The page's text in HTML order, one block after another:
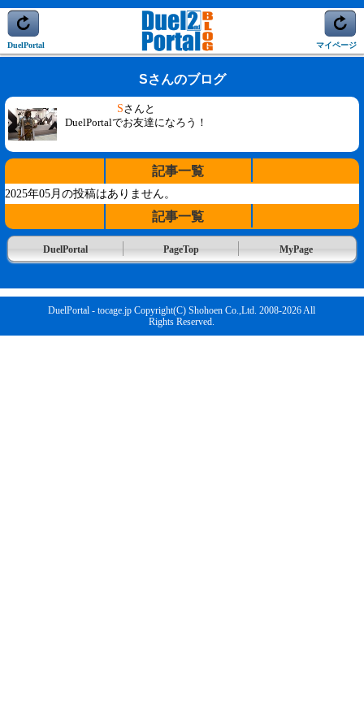
DuelPortal マイページ
Sさんのブログ
Sさんと
DuelPortalでお友達になろう！
記事一覧
2025年05月の投稿はありません。
記事一覧
DuelPortal PageTop MyPage
DuelPortal - tocage.jp Copyright(C) Shohoen Co.,Ltd. 2008-2026 All
Rights Reserved.